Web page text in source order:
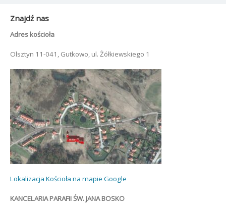
Znajdź nas
Adres kościoła
Olsztyn 11-041, Gutkowo, ul. Żółkiewskiego 1
Lokalizacja Kościoła na mapie Google
KANCELARIA PARAFII ŚW. JANA BOSKO